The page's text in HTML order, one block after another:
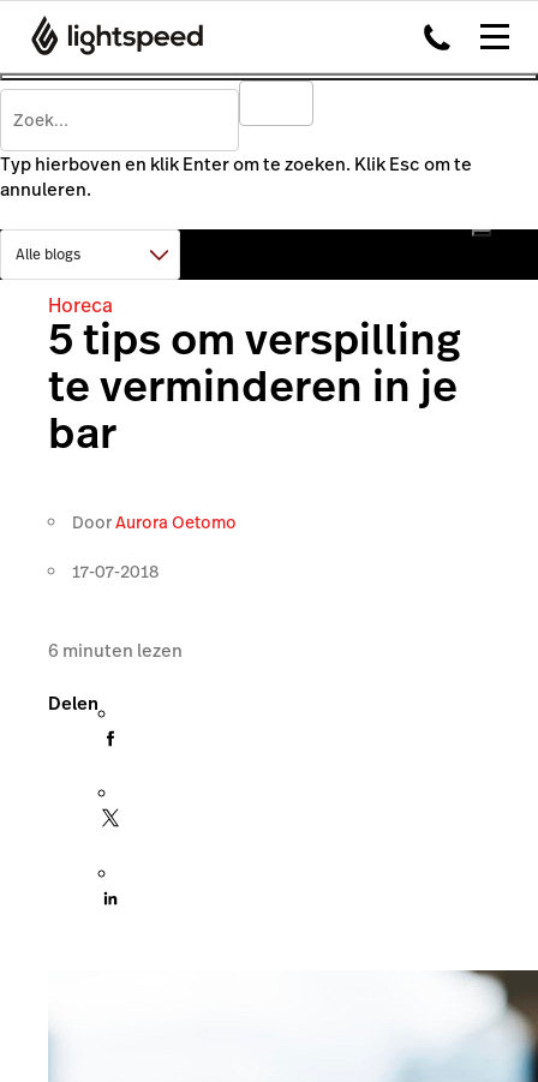
Typ hierboven en klik Enter om te zoeken. Klik Esc om te
annuleren.
Horeca
5 tips om verspilling
te verminderen in je
bar
DoorAurora Oetomo
17-07-2018
6 minuten lezen
Delen